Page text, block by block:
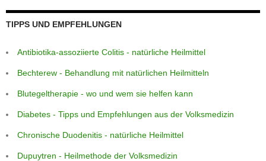
TIPPS UND EMPFEHLUNGEN
Antibiotika-assoziierte Colitis - natürliche Heilmittel
Bechterew - Behandlung mit natürlichen Heilmitteln
Blutegeltherapie - wo und wem sie helfen kann
Diabetes - Tipps und Empfehlungen aus der Volksmedizin
Chronische Duodenitis - natürliche Heilmittel
Dupuytren - Heilmethode der Volksmedizin